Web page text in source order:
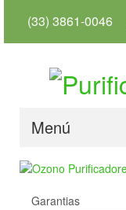
(33) 3861-0046
Menú
Inicio
Info
Garantias